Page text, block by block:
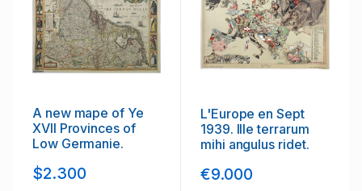
A new mape of Ye
XVII Provinces of
Low Germanie.
$2.300
L'Europe en Sept
1939. Ille terrarum
mihi angulus ridet.
€9.000